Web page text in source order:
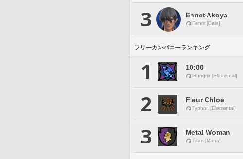
3 Ennet Akoya
Fenrir [Gaia]
フリーカンパニーランキング
1 10:00
Gungnir [Elemental]
2 Fleur Chloe
Typhon [Elemental]
3 Metal Woman
Titan [Mana]